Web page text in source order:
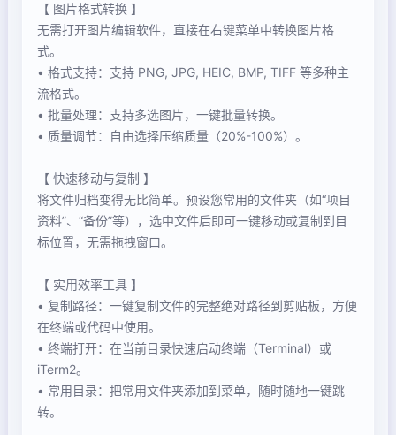
【 图片格式转换 】
无需打开图片编辑软件，直接在右键菜单中转换图片格
式。
• 格式支持：支持 PNG, JPG, HEIC, BMP, TIFF 等多种主
流格式。
• 批量处理：支持多选图片，一键批量转换。
• 质量调节：自由选择压缩质量（20%-100%）。
【 快速移动与复制 】
将文件归档变得无比简单。预设您常用的文件夹（如“项目
资料”、“备份”等），选中文件后即可一键移动或复制到目
标位置，无需拖拽窗口。
【 实用效率工具 】
• 复制路径：一键复制文件的完整绝对路径到剪贴板，方便
在终端或代码中使用。
• 终端打开：在当前目录快速启动终端（Terminal）或
iTerm2。
• 常用目录：把常用文件夹添加到菜单，随时随地一键跳
转。